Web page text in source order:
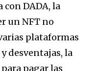
con DADA, la
un NFT no
plataformas
desventajas, la
pagar las